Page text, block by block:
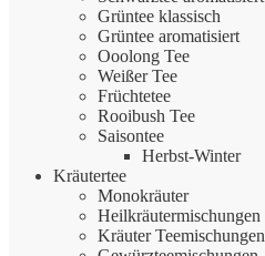
Grüntee klassisch
Grüntee aromatisiert
Ooolong Tee
Weißer Tee
Früchtetee
Rooibush Tee
Saisontee
Herbst-Winter
Kräutertee
Monokräuter
Heilkräutermischungen
Kräuter Teemischungen